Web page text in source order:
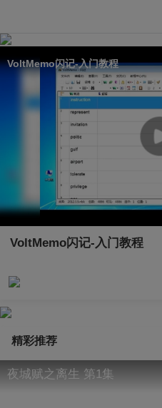
VoltMemo闪记-入门教程
VoltMemo闪记-入门教程
精彩推荐
夜城赋之离生 第1集